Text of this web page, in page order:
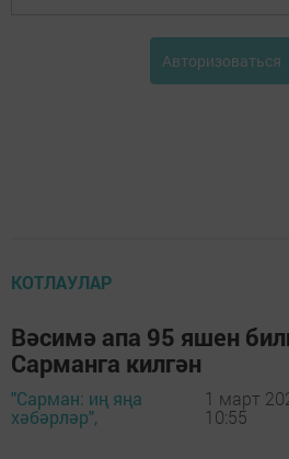
Авторизоваться
КОТЛАУЛАР
Вәсимә апа 95 яшен
Сарманга килгән
"Сарман: иң яңа
хәбәрләр",
1 март
10:55